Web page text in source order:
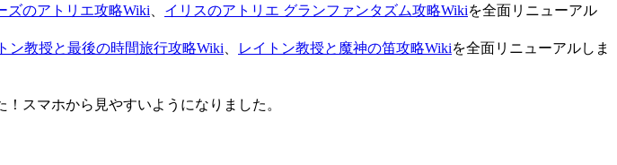
ズのアトリエ攻略Wiki イリスのアトリエ グランファンタズム攻略Wikiを全面リニューアル
ン教授と最後の時間旅行攻略Wiki レイトン教授と魔神の笛攻略Wikiを全面リニューアルしま
スマホから見やすいようになりました。